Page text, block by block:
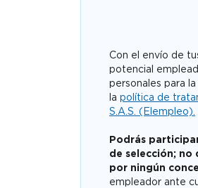
Con el envío de
potencial
personales para
la política de
S.A.S. (Elempleo).
Podrás
de selección; no
por ningún
empleador ante